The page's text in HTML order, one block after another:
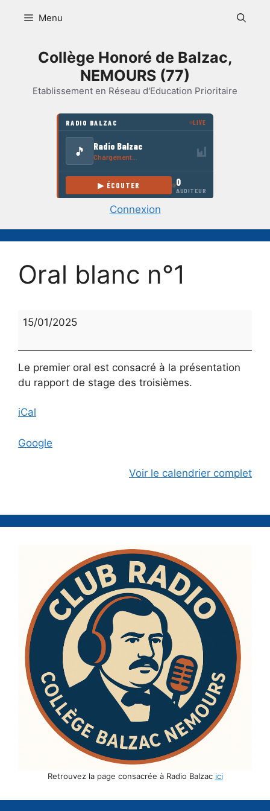
Menu
Collège Honoré de Balzac,
NEMOURS (77)
Etablissement en Réseau d'Education Prioritaire
Connexion
Oral blanc n°1
Oral
15/01/2025
Le premier oral est consacré à la présentation
du rapport de stage des troisièmes.
iCal
Google
Voir le calendrier complet
Retrouvez la page consacrée à Radio Balzac ici